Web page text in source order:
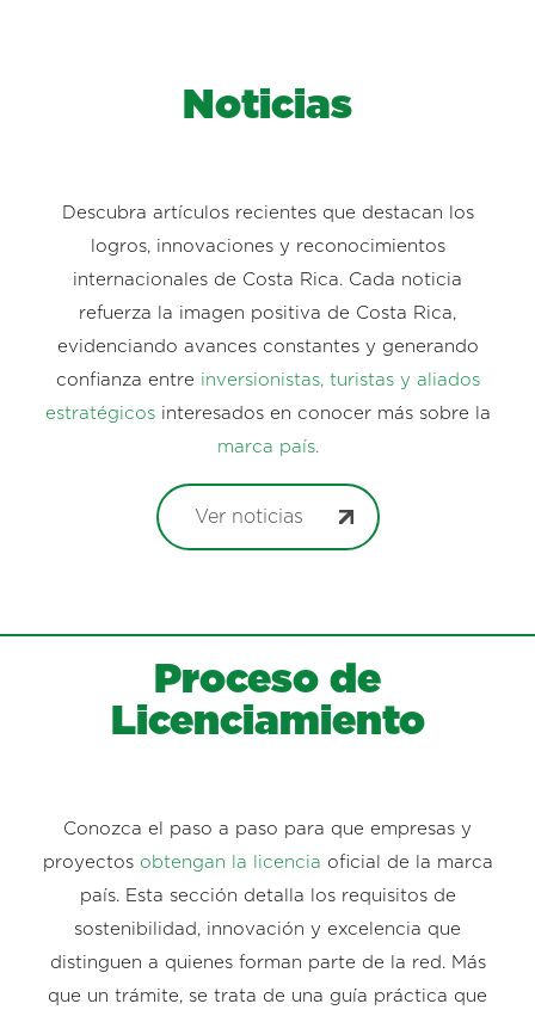
Noticias
Descubra artículos recientes que destacan los
logros, innovaciones y reconocimientos
internacionales de Costa Rica. Cada noticia
refuerza la imagen positiva de Costa Rica,
evidenciando avances constantes y generando
confianza entre inversionistas, turistas y aliados
estratégicos interesados en conocer más sobre la
marca país.
Ver noticias
Proceso de
Licenciamiento
Conozca el paso a paso para que empresas y
proyectos obtengan la licencia oficial de la marca
país. Esta sección detalla los requisitos de
sostenibilidad, innovación y excelencia que
distinguen a quienes forman parte de la red. Más
que un trámite, se trata de una guía práctica que